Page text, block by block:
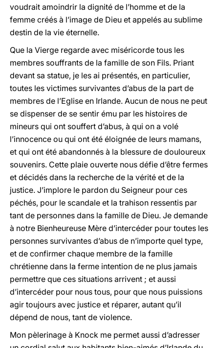
voudrait amoindrir la dignité de l’homme et de la
femme créés à l’image de Dieu et appelés au sublime
destin de la vie éternelle.
Que la Vierge regarde avec miséricorde tous les
membres souffrants de la famille de son Fils. Priant
devant sa statue, je les ai présentés, en particulier,
toutes les victimes survivantes d’abus de la part de
membres de l’Eglise en Irlande. Aucun de nous ne peut
se dispenser de se sentir ému par les histoires de
mineurs qui ont souffert d’abus, à qui on a volé
l’innocence ou qui ont été éloignée de leurs mamans,
et qui ont été abandonnés à la blessure de douloureux
souvenirs. Cette plaie ouverte nous défie d’être fermes
et décidés dans la recherche de la vérité et de la
justice. J’implore le pardon du Seigneur pour ces
péchés, pour le scandale et la trahison ressentis par
tant de personnes dans la famille de Dieu. Je demande
à notre Bienheureuse Mère d’intercéder pour toutes les
personnes survivantes d’abus de n’importe quel type,
et de confirmer chaque membre de la famille
chrétienne dans la ferme intention de ne plus jamais
permettre que ces situations arrivent ; et aussi
d’intercéder pour nous tous, pour que nous puissions
agir toujours avec justice et réparer, autant qu’il
dépend de nous, tant de violence.
Mon pèlerinage à Knock me permet aussi d’adresser